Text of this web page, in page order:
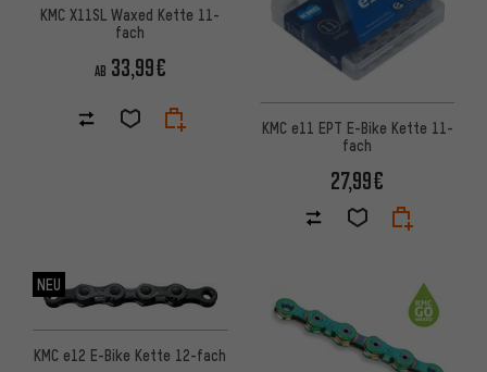
KMC X11SL Waxed Kette 11-
fach
AB 33,99€
KMC e11 EPT E-Bike Kette 11-
fach
27,99€
NEU
KMC e12 E-Bike Kette 12-fach